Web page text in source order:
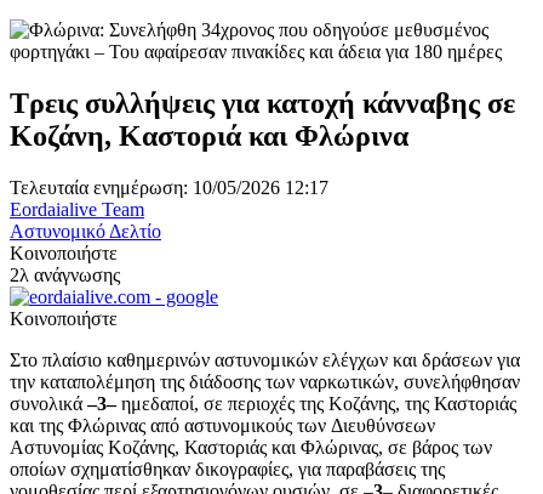
Τρεις συλλήψεις για κατοχή κάνναβης σε
Κοζάνη, Καστοριά και Φλώρινα
Τελευταία ενημέρωση: 10/05/2026 12:17
Eordaialive Team
Αστυνομικό Δελτίο
Κοινοποιήστε
2λ ανάγνωσης
Κοινοποιήστε
Στο πλαίσιο καθημερινών αστυνομικών ελέγχων και δράσεων για
την καταπολέμηση της διάδοσης των ναρκωτικών, συνελήφθησαν
συνολικά–3–ημεδαποί, σε περιοχές της Κοζάνης, της Καστοριάς
και της Φλώρινας από αστυνομικούς των Διευθύνσεων
Αστυνομίας Κοζάνης, Καστοριάς και Φλώρινας, σε βάρος των
οποίων σχηματίσθηκαν δικογραφίες, για παραβάσεις της